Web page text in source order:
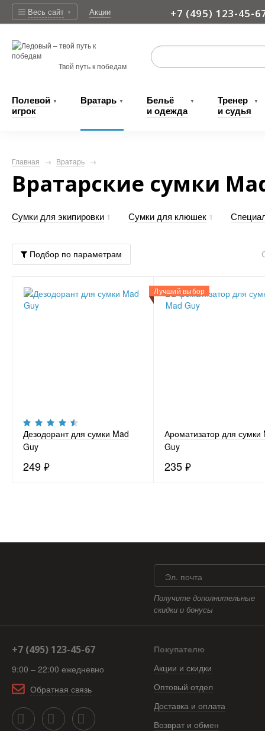
Весь сайт ▼
Акции
+7 (495) 123-45-
Твой путь к победам
Полевой
игрок
▼ Вратарь ▼
Бельё
и одежда
▼
Тренер
и судья
▼
Главная → Вратарь →
Вратарские сумки
Сумки для экипировки 1 Сумки для клюшек 1
Подбор по параметрам
Дезодорант для сумки Mad
Guy
249₽
Лучший выбор
Ароматизатор для сумки
Guy
235₽
Эл. почта
Получите дополнительные
скидки и бонусы
+7 (495) 123-45-67
9:00 – 22:00 ежедневно
Обратная связь
Покупателю
Акции и скидки
Оптовый отдел
Доставка и оплата
Возврат и обмен